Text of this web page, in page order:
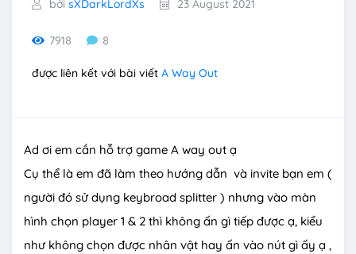
bởi sXDarkLordXs 23 August 2021
7918 8
được liên kết với bài viết A Way Out
Ad ơi em cần hỗ trợ game A way out ạ
Cụ thể là em đã làm theo hướng dẫn và invite bạn em (
người đó sử dụng keybroad splitter ) nhưng vào màn
hình chọn player 1 & 2 thì không ấn gì tiếp được ạ, kiểu
như không chọn được nhân vật hay ấn vào nút gì ấy ạ ,